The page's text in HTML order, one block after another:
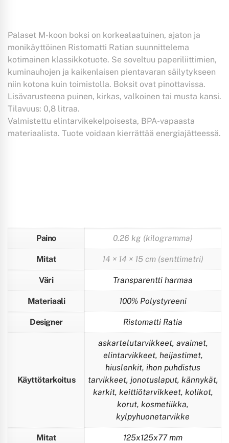
Palaset M-koon boksi on korkealaatuinen, ajaton ja
monikäyttöinen Ristomatti Ratian suunnittelema
kotimainen klassikkotuote. Se soveltuu paperiliittimien,
kuminauhojen ja kaikenlaisen pientavaran säilytykseen
niin kotona kuin toimistolla. Boksit ovat pinottavissa.
Lisävarusteena puinen, kirkas, valkoinen tai musta kansi.
Tilavuus: 0,8 litraa.
Valmistettu elintarvikekelpoisesta, BPA-vapaasta
materiaalista. Tuote voidaan kierrättää energiajätteessä.
Paino 0.26 kg (kilogramma)
Mitat 14 × 14 × 15 cm (senttimetri)
Väri Transparentti harmaa
Materiaali 100% Polystyreeni
Designer Ristomatti Ratia
Käyttötarkoitus
askartelutarvikkeet, avaimet,
elintarvikkeet, heijastimet,
hiuslenkit, ihon puhdistus
tarvikkeet, jonotuslaput, kännykät,
karkit, keittiötarvikkeet, kolikot,
korut, kosmetiikka,
kylpyhuonetarvikke
Mitat 125x125x77 mm